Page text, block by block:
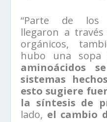
“Parte de los
llegaron a
orgánicos,
hubo una sopa
aminoácidos
sistemas
esto sugiere
la síntesis de
lado, el cambio